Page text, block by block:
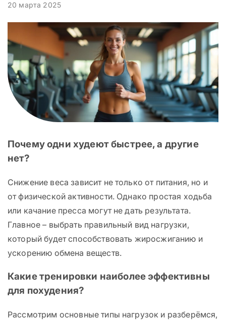
20 марта 2025
Почему одни худеют быстрее, а другие
нет?
Снижение веса зависит не только от питания, но и
от физической активности. Однако простая ходьба
или качание пресса могут не дать результата.
Главное – выбрать правильный вид нагрузки,
который будет способствовать жиросжиганию и
ускорению обмена веществ.
Какие тренировки наиболее эффективны
для похудения?
Рассмотрим основные типы нагрузок и разберёмся,